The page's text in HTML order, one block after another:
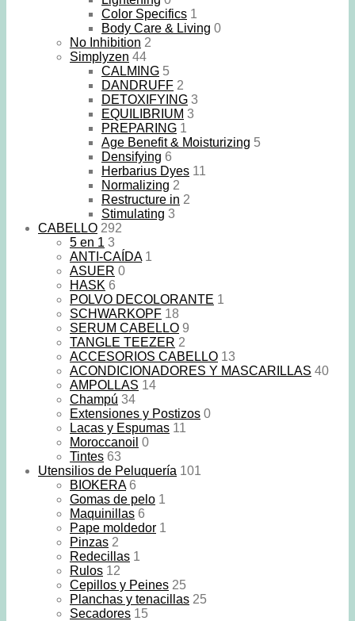
Color Specifics 1
Body Care & Living 0
No Inhibition 2
Simplyzen 44
CALMING 5
DANDRUFF 2
DETOXIFYING 3
EQUILIBRIUM 3
PREPARING 1
Age Benefit & Moisturizing 5
Densifying 6
Herbarius Dyes 11
Normalizing 2
Restructure in 2
Stimulating 3
CABELLO 292
5 en 1 3
ANTI-CAÍDA 1
ASUER 0
HASK 6
POLVO DECOLORANTE 1
SCHWARKOPF 18
SERUM CABELLO 9
TANGLE TEEZER 2
ACCESORIOS CABELLO 13
ACONDICIONADORES Y MASCARILLAS 40
AMPOLLAS 14
Champú 34
Extensiones y Postizos 0
Lacas y Espumas 11
Moroccanoil 0
Tintes 63
Utensilios de Peluquería 101
BIOKERA 6
Gomas de pelo 1
Maquinillas 6
Pape moldedor 1
Pinzas 2
Redecillas 1
Rulos 12
Cepillos y Peines 25
Planchas y tenacillas 25
Secadores 15